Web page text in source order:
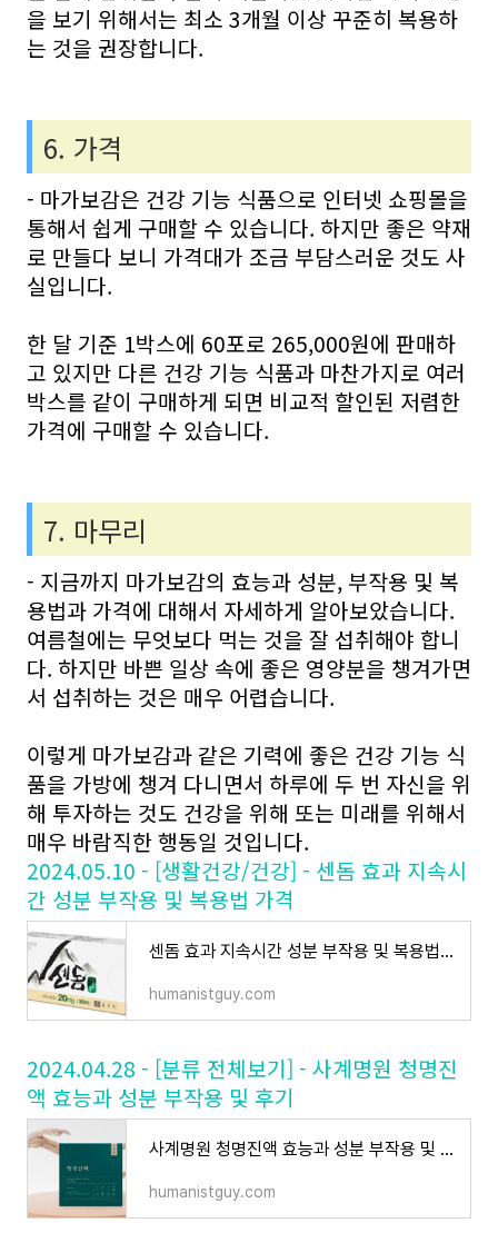
을 보기 위해서는 최소 3개월 이상 꾸준히 복용하
는 것을 권장합니다.
6. 가격
- 마가보감은 건강 기능 식품으로 인터넷 쇼핑몰을
통해서 쉽게 구매할 수 있습니다. 하지만 좋은 약재
로 만들다 보니 가격대가 조금 부담스러운 것도 사
실입니다.
한 달 기준 1박스에 60포로 265,000원에 판매하
고 있지만 다른 건강 기능 식품과 마찬가지로 여러
박스를 같이 구매하게 되면 비교적 할인된 저렴한
가격에 구매할 수 있습니다.
7. 마무리
- 지금까지 마가보감의 효능과 성분, 부작용 및 복
용법과 가격에 대해서 자세하게 알아보았습니다.
여름철에는 무엇보다 먹는 것을 잘 섭취해야 합니
다. 하지만 바쁜 일상 속에 좋은 영양분을 챙겨가면
서 섭취하는 것은 매우 어렵습니다.
이렇게 마가보감과 같은 기력에 좋은 건강 기능 식
품을 가방에 챙겨 다니면서 하루에 두 번 자신을 위
해 투자하는 것도 건강을 위해 또는 미래를 위해서
매우 바람직한 행동일 것입니다.
2024.05.10 - [생활건강/건강] - 센돔 효과 지속시
간 성분 부작용 및 복용법 가격
센돔 효과 지속시간 성분 부작용 및 복용법 가격
humanistguy.com
2024.04.28 - [분류 전체보기] - 사계명원 청명진
액 효능과 성분 부작용 및 후기
사계명원 청명진액 효능과 성분 부작용 및 후기
humanistguy.com